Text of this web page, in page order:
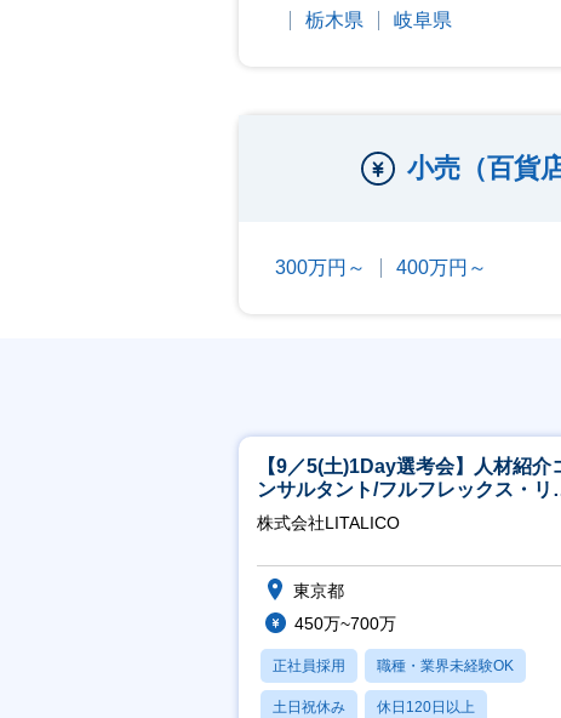
栃木県
岐阜県
小売（百貨
300万円～ 400万円～
【9／5(土)1Day選考会】人材紹介
ンサルタント/フルフレックス・リ
ート/育休最長6年取得可
株式会社LITALICO
東京都
450万~700万
正社員採用 職種・業界未経験OK
土日祝休み 休日120日以上